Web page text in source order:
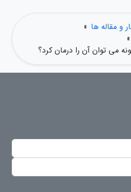
و مقاله ها »
»
می توان آن را درمان کرد؟